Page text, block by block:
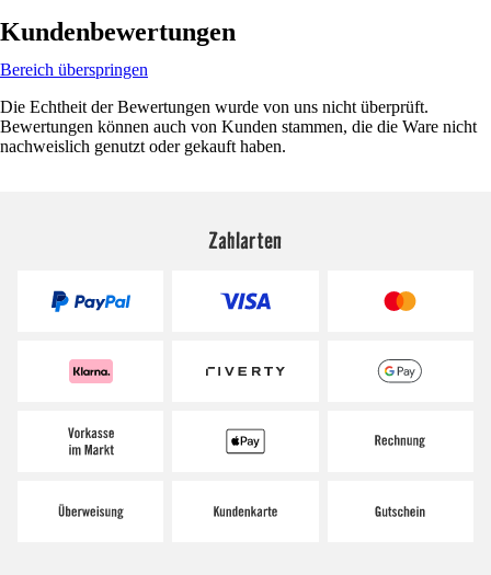
Kundenbewertungen
Bereich überspringen
Die Echtheit der Bewertungen wurde von uns nicht überprüft.
Bewertungen können auch von Kunden stammen, die die Ware nicht
nachweislich genutzt oder gekauft haben.
Zahlarten